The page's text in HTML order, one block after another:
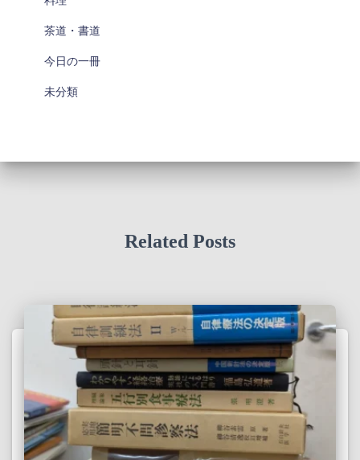
茶道・書道
今日の一冊
未分類
Related Posts